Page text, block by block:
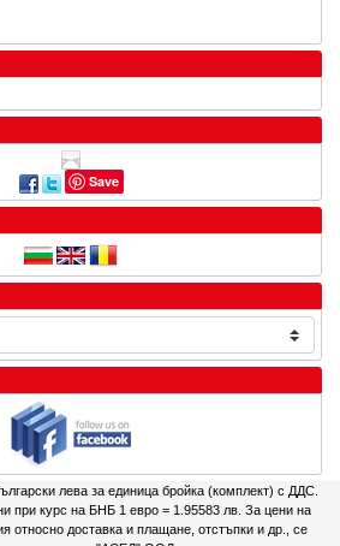
Save
лева за единица бройка (комплект) с ДДС.
при курс на БНБ 1 евро = 1.95583 лв. За цени на
относно доставка и плащане, отстъпки и др., се